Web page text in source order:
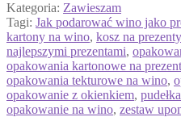
Kategoria: Zawieszam
Tagi: Jak podarować wino jako
kartony na wino, kosz na prezenty
najlepszymi prezentami,
opakowania kartonowe na
opakowania tekturowe na wino,
opakowanie z okienkiem,
opakowanie na wino, zestaw